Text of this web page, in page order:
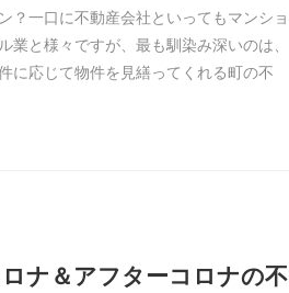
？一口に不動産会社といってもマンショ
業と様々ですが、最も馴染み深いのは、
に応じて物件を見繕ってくれる町の不
ナ＆アフターコロナの不